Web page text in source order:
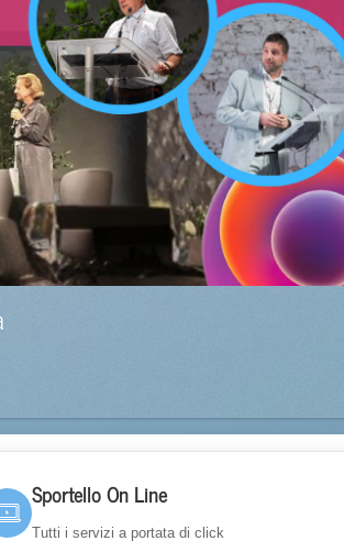
Sportello On Line
Tutti i servizi a portata di click